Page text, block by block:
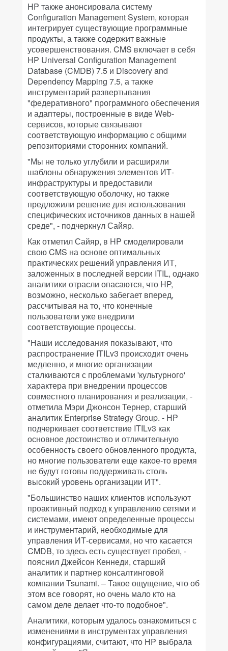
HP также анонсировала систему
Configuration Management System, которая
интегрирует существующие программные
продукты, а также содержит важные
усовершенствования. CMS включает в себя
HP Universal Configuration Management
Database (CMDB) 7.5 и Discovery and
Dependency Mapping 7.5, а также
инструментарий развертывания
"федеративного" программного обеспечения
и адаптеры, построенные в виде Web-
сервисов, которые связывают
соответствующую информацию с общими
репозиториями сторонних компаний.
"Мы не только углубили и расширили
шаблоны обнаружения элементов ИТ-
инфраструктуры и предоставили
соответствующую оболочку, но также
предложили решение для использования
специфических источников данных в нашей
среде", - подчеркнул Сайяр.
Как отметил Сайяр, в HP смоделировали
свою CMS на основе оптимальных
практических решений управления ИТ,
заложенных в последней версии ITIL, однако
аналитики отрасли опасаются, что HP,
возможно, несколько забегает вперед,
рассчитывая на то, что конечные
пользователи уже внедрили
соответствующие процессы.
"Наши исследования показывают, что
распространение ITILv3 происходит очень
медленно, и многие организации
сталкиваются с проблемами 'культурного'
характера при внедрении процессов
совместного планирования и реализации, -
отметила Мэри Джонсон Тернер, старший
аналитик Enterprise Strategy Group. - HP
подчеркивает соответствие ITILv3 как
основное достоинство и отличительную
особенность своего обновленного продукта,
но многие пользователи еще какое-то время
не будут готовы поддерживать столь
высокий уровень организации ИТ".
"Большинство наших клиентов используют
проактивный подход к управлению сетями и
системами, имеют определенные процессы
и инструментарий, необходимые для
управления ИТ-сервисами, но что касается
CMDB, то здесь есть существует пробел, -
пояснил Джейсон Кеннеди, старший
аналитик и партнер консалтинговой
компании Tsunami. – Такое ощущение, что об
этом все говорят, но очень мало кто на
самом деле делает что-то подобное".
Аналитики, которым удалось ознакомиться с
изменениями в инструментах управления
конфигурациями, считают, что HP выбрала